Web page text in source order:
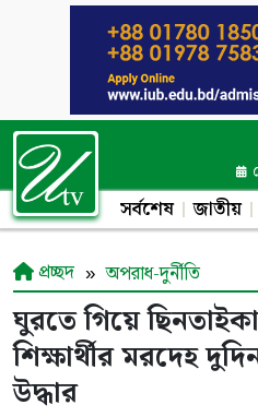
সর্বশেষ জাতীয়
প্রচ্ছদ অপরাধ-দুর্নীতি
ঘুরতে গিয়ে
শিক্ষার্থীর মরদেহ
উদ্ধার